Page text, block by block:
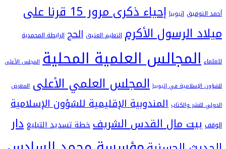
إثيوبيا
إحياء ذكرى مرور 15 قرنا على
الرسول الأكرم التعليم العتيق الحج الرابطة المحمدية
العلمية المحلية المجلس الأعلى
في إثيوبيا المجلس العلمي الأعلى المعرض
والكتاب المندوبية الإقليمية للشؤون الإسلامية
مال القدس الشريفخطة تسديد التبليغدار